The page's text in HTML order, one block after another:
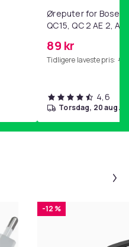
Øreputer for Bose
QC15, QC 2 AE 2, AE
89 kr
Tidligere laveste pris: 99
4,6
torsdag, 20 aug.
-12 %